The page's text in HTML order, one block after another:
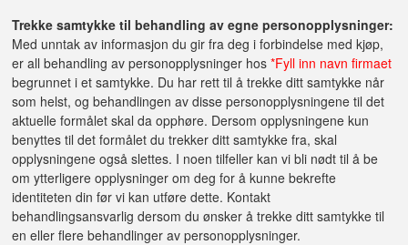
Trekke samtykke til behandling av egne personopplysninger:
Med unntak av informasjon du gir fra deg i forbindelse med kjøp,
er all behandling av personopplysninger hos*Fyll inn navn firmaet
begrunnet i et samtykke. Du har rett til å trekke ditt samtykke når
som helst, og behandlingen av disse personopplysningene til det
aktuelle formålet skal da opphøre. Dersom opplysningene kun
benyttes til det formålet du trekker ditt samtykke fra, skal
opplysningene også slettes. I noen tilfeller kan vi bli nødt til å be
om ytterligere opplysninger om deg for å kunne bekrefte
identiteten din før vi kan utføre dette. Kontakt
behandlingsansvarlig dersom du ønsker å trekke ditt samtykke til
en eller flere behandlinger av personopplysninger.